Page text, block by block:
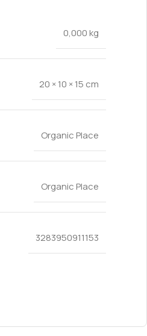
0,000 kg
20 × 10 × 15 cm
Organic Place
Organic Place
3283950911153